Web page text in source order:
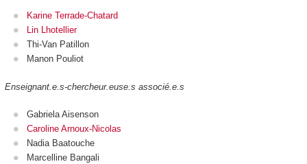
Karine Terrade-Chatard
Lin Lhotellier
Thi-Van Patillon
Manon Pouliot
Enseignant.e.s-chercheur.euse.s associé.e.s
Gabriela Aisenson
Caroline Arnoux-Nicolas
Nadia Baatouche
Marcelline Bangali